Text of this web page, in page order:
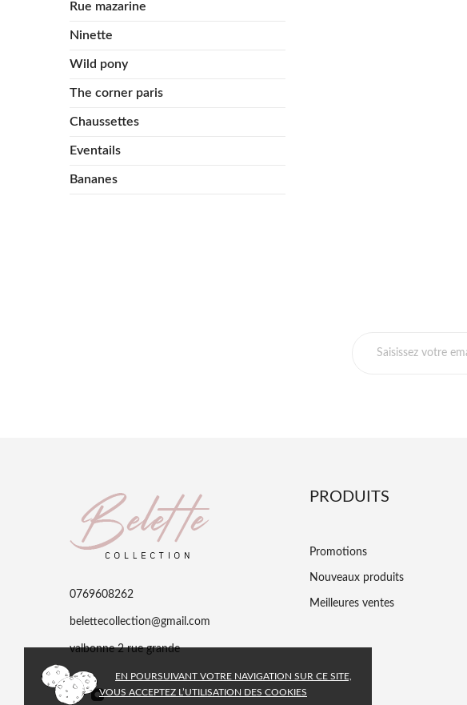
Rue mazarine
Ninette
Wild pony
The corner paris
Chaussettes
Eventails
Bananes
EN POURSUIVANT VOTRE NAVIGATION SUR CE SITE,
VOUS ACCEPTEZ L’UTILISATION DES COOKIES
0769608262
belettecollection@gmail.com
valbonne 2 rue grande
PRODUITS
Promotions
Nouveaux produits
Meilleures ventes